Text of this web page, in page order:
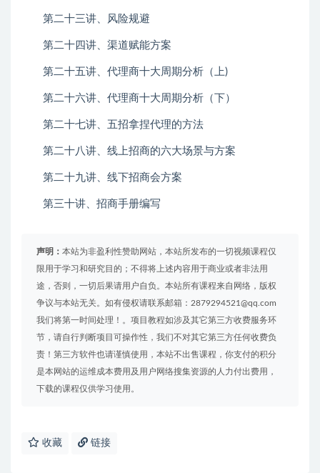
第二十三讲、风险规避
第二十四讲、渠道赋能方案
第二十五讲、代理商十大周期分析（上)
第二十六讲、代理商十大周期分析（下）
第二十七讲、五招拿捏代理的方法
第二十八讲、线上招商的六大场景与方案
第二十九讲、线下招商会方案
第三十讲、招商手册编写
声明： 本站为非盈利性赞助网站，本站所发布的一切视频课程仅
限用于学习和研究目的；不得将上述内容用于商业或者非法用
途，否则，一切后果请用户自负。本站所有课程来自网络，版权
争议与本站无关。如有侵权请联系邮箱：2879294521@qq.com
我们将第一时间处理！。项目教程如涉及其它第三方收费服务环
节，请自行判断项目可操作性，我们不对其它第三方任何收费负
责！第三方软件也请谨慎使用，本站不出售课程，你支付的积分
是本网站的运维成本费用及用户网络搜集资源的人力付出费用，
下载的课程仅供学习使用。
收藏 链接